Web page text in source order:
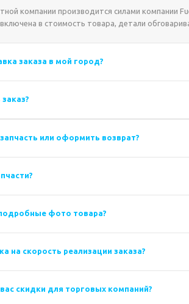
компании производится силами компании
в стоимость товара, детали
заказа в мой город?
или оформить возврат?
фото товара?
на скорость реализации заказа?
скидки для торговых компаний?